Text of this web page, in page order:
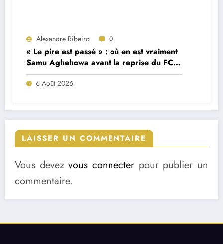
Alexandre Ribeiro 0
« Le pire est passé » : où en est vraiment
Samu Aghehowa avant la reprise du FC
Porto ?
6 Août 2026
LAISSER UN COMMENTAIRE
Vous devezvous connecter pour publier un
commentaire.